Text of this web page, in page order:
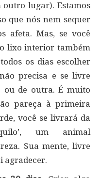
lugar). Estamos
que nós nem sequer
afeta. Mas, se você
lixo interior também
os dias escolher
precisa e se livre
ou de outra. É muito
pareça à primeira
você se livrará da
um animal
Sua mente, livre
agradecer.